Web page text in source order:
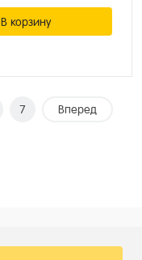
В корзину
7 Вперед